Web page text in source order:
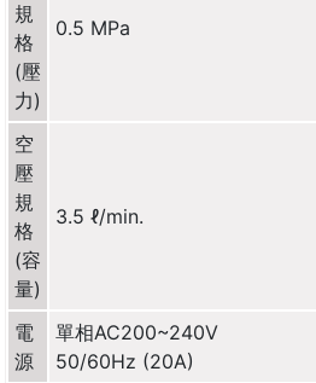
規
格
(壓
力)
0.5 MPa
空
壓
規
格
(容
量)
3.5 ℓ/min.
電
源
單相AC200~240V
50/60Hz (20A)